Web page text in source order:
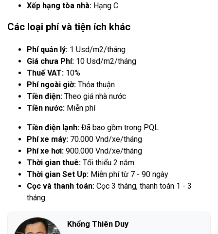
Xếp hạng tòa nhà: Hạng C
Các loại phí và tiện ích khác
Phí quản lý: 1 Usd/m2/tháng
Giá chưa Phí: 10 Usd/m2/tháng
Thuế VAT: 10%
Phí ngoài giờ: Thỏa thuận
Tiền điện: Theo giá nhà nước
Tiền nước: Miễn phí
Tiền điện lạnh: Đã bao gồm trong PQL
Phí xe máy: 70.000 Vnd/xe/tháng
Phí xe hơi: 900.000 Vnd/xe/tháng
Thời gian thuê: Tối thiểu 2 năm
Thời gian Set Up: Miễn phí từ 7 - 90 ngày
Cọc và thanh toán: Cọc 3 tháng, thanh toán 1 - 3
tháng
Khổng Thiên Duy